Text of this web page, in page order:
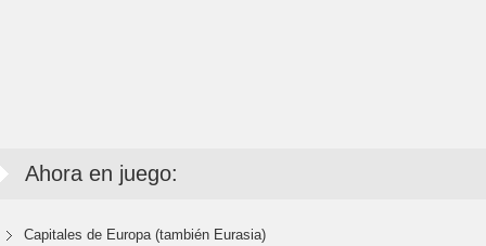
Ahora en juego:
Capitales de Europa (también Eurasia)